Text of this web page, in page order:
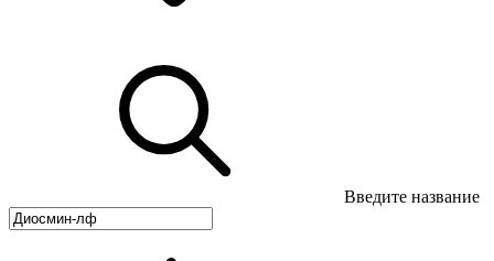
Введите название